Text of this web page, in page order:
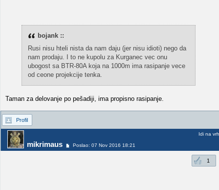
bojank ::
Rusi nisu hteli nista da nam daju (jer nisu idioti) nego da
nam prodaju. I to ne kupolu za Kurganec vec onu
ubogost sa BTR-80A koja na 1000m ima rasipanje vece
od ceone projekcije tenka.
Taman za delovanje po pešadiji, ima propisno rasipanje.
Profil
mikrimaus Poslao: 07 Nov 2016 18:21
Idi na vrh
1